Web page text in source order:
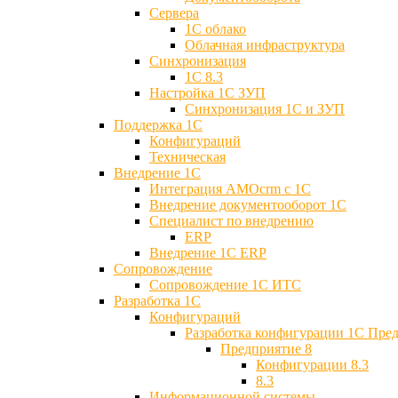
Сервера
1С облако
Облачная инфраструктура
Синхронизация
1С 8.3
Настройка 1С ЗУП
Синхронизация 1С и ЗУП
Поддержка 1С
Конфигураций
Техническая
Внедрение 1С
Интеграция AMOcrm с 1C
Внедрение документооборот 1С
Специалист по внедрению
ERP
Внедрение 1С ERP
Cопровождение
Cопровождение 1С ИТС
Разработка 1C
Конфигураций
Разработка конфигурации 1С
Предприятие 8
Конфигурации 8.3
8.3